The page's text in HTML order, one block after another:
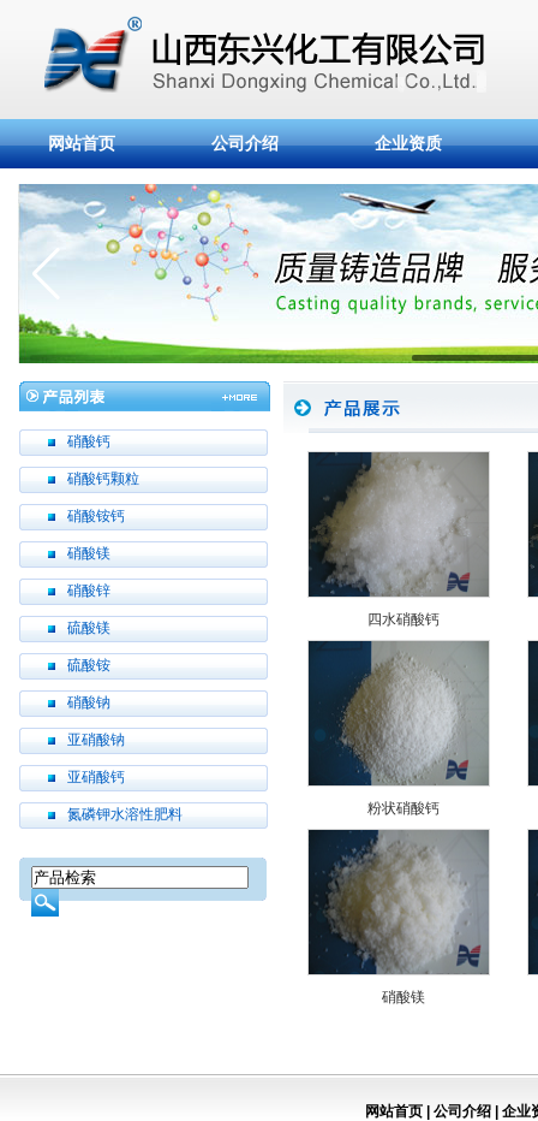
网站首页 公司介绍 企业资质
硝酸钙
硝酸钙颗粒
硝酸铵钙
硝酸镁
硝酸锌
硫酸镁
硫酸铵
硝酸钠
亚硝酸钠
亚硝酸钙
氮磷钾水溶性肥料
四水硝酸钙
粉状硝酸钙
硝酸镁
网站首页 公司介绍 企业